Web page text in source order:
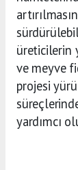
üreticilerin
ve meyve
projesi
yardımcı